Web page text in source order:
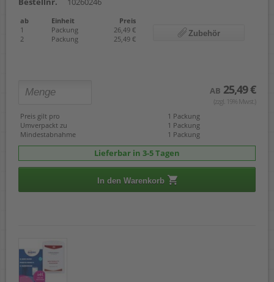
ab Einheit
Preis
1
Packung
26,49 €
2
Packung 25,49 €
Zubehör
AB 25,49 €
(zzgl. 19% Mwst.)
Preis gilt pro
1 Packung
Umverpackt zu
1 Packung
Mindestabnahme
1 Packung
Lieferbar in 3-5 Tagen
In den Warenkorb